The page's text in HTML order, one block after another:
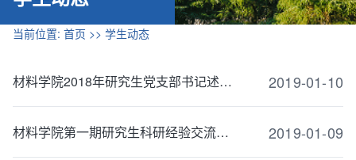
当前位置: 首页 >> 学生动态
材料学院2018年研究生党支部书记述职评议考核会议圆满召开 2019-01-10
材料学院第一期研究生科研经验交流会顺利开展 2019-01-09